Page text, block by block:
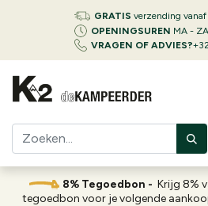
GRATIS verzending
OPENINGSUREN MA -
VRAGEN OF ADVIES?
8% Tegoedbon - Krijg 8%
tegoedbon voor je volgende